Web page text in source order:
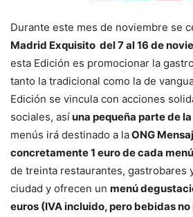
Durante este mes de noviembre se
Madrid Exquisito del 7 al 16 de
esta Edición es promocionar la
tanto la tradicional como la de
Edición se vincula con acciones
sociales, asíuna pequeña parte de
menús irá destinado a laONG
concretamente 1 euro de cada
de treinta restaurantes, gastrobares
ciudad y ofrecen un menú
euros (IVA incluido, pero bebidas